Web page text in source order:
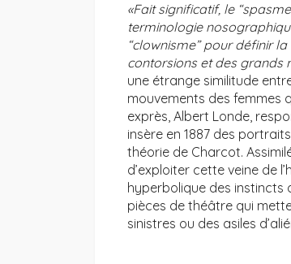
«Fait significatif, le
terminologie
“clownisme” pour définir
contorsions et des grands
une étrange similitude
mouvements des femmes
exprès, Albert Londe,
insère en 1887 des
théorie de Charcot.
d’exploiter cette veine de
hyperbolique des instincts
pièces de théâtre qui
sinistres ou des asiles